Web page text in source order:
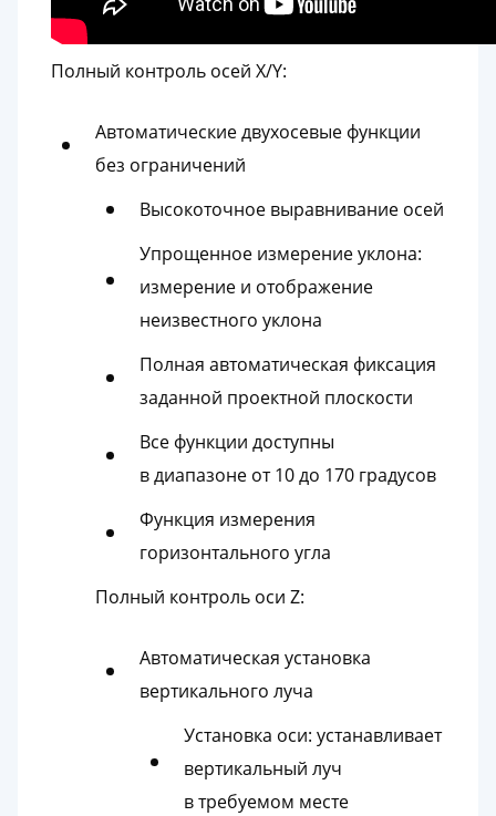
Полный контроль осей X/Y:
Автоматические двухосевые функции
без ограничений
Высокоточное выравнивание осей
Упрощенное измерение уклона:
измерение и отображение
неизвестного уклона
Полная автоматическая фиксация
заданной проектной плоскости
Все функции доступны
в диапазоне от 10 до 170 градусов
Функция измерения
горизонтального угла
Полный контроль оси Z:
Автоматическая установка
вертикального луча
Установка оси: устанавливает
вертикальный луч
в требуемом месте